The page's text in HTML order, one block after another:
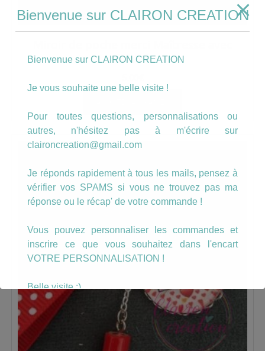
crayon
Bienvenue sur CLAIRON CREATION
Bienvenue sur CLAIRON CREATION
Je vous souhaite une belle visite !
Pour toutes questions, personnalisations ou
autres, n'hésitez pas à m'écrire sur
claironcreation@gmail.com
Je réponds rapidement à tous les mails, pensez à
vérifier vos SPAMS si vous ne trouvez pas ma
réponse ou le récap' de votre commande !
Vous pouvez personnaliser les commandes et
inscrire ce que vous souhaitez dans l'encart
VOTRE PERSONNALISATION !
Belle visite :)